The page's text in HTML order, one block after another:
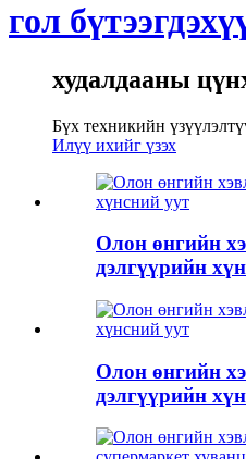
гол
худалдааны
Бүх техникийн
Илүү ихийг үзэх
Олон өнгийн
дэлгүүрийн
Олон өнгийн
дэлгүүрийн